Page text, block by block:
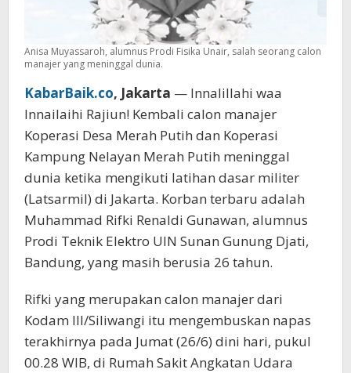
Anisa Muyassaroh, alumnus Prodi Fisika Unair, salah seorang calon
manajer yang meninggal dunia.
KabarBaik.co, Jakarta — Innalillahi waa
Innailaihi Rajiun! Kembali calon manajer
Koperasi Desa Merah Putih dan Koperasi
Kampung Nelayan Merah Putih meninggal
dunia ketika mengikuti latihan dasar militer
(Latsarmil) di Jakarta. Korban terbaru adalah
Muhammad Rifki Renaldi Gunawan, alumnus
Prodi Teknik Elektro UIN Sunan Gunung Djati,
Bandung, yang masih berusia 26 tahun.
Rifki yang merupakan calon manajer dari
Kodam III/Siliwangi itu mengembuskan napas
terakhirnya pada Jumat (26/6) dini hari, pukul
00.28 WIB, di Rumah Sakit Angkatan Udara